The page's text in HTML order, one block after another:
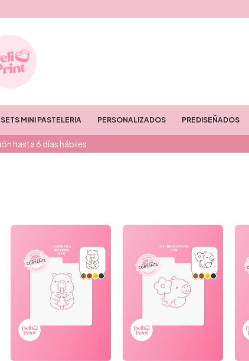
hasta 6 días hábiles
SETS MINI PASTELERIA PERSONALIZADOS PREDISEÑADOS